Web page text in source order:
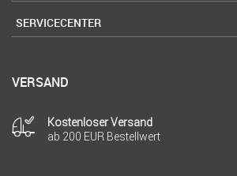
SERVICECENTER
VERSAND
Kostenloser Versand
ab 200 EUR Bestellwert